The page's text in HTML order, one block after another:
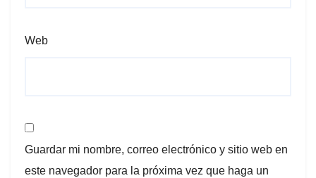
Web
Guardar mi nombre, correo electrónico y sitio web en
este navegador para la próxima vez que haga un